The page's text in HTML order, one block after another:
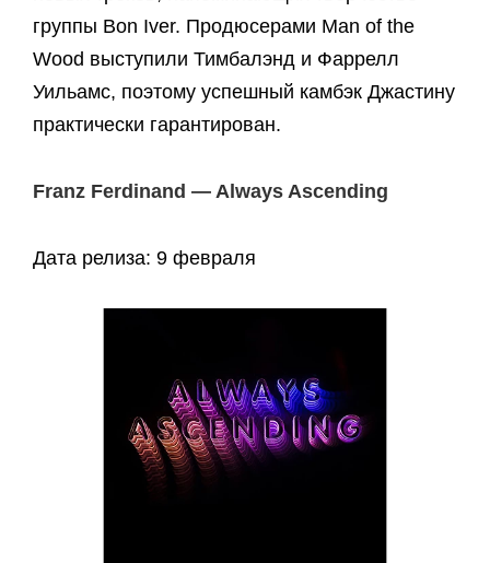
группы Bon Iver. Продюсерами Man of the
Wood выступили Тимбалэнд и Фаррелл
Уильамс, поэтому успешный камбэк Джастину
практически гарантирован.
Franz Ferdinand — Always Ascending
Дата релиза: 9 февраля